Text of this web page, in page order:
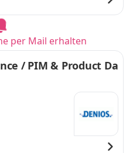
per Mail erhalten
/ PIM & Product Da